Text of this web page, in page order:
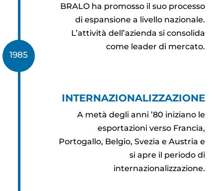
BRALO ha promosso il suo processo
di espansione a livello nazionale.
L’attività dell’azienda si consolida
come leader di mercato.
INTERNAZIONALIZZAZIONE
A metà degli anni ’80 iniziano le
esportazioni verso Francia,
Portogallo, Belgio, Svezia e Austria e
si apre il periodo di
internazionalizzazione.
1985